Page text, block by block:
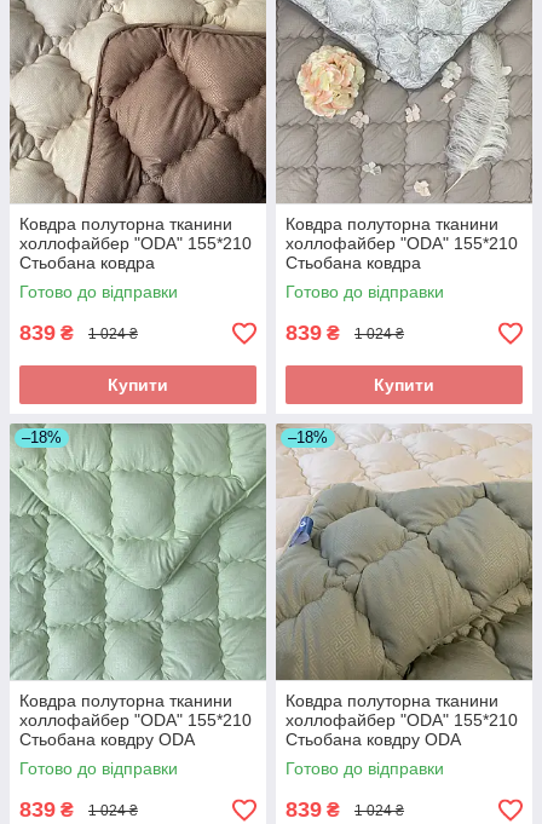
Ковдра полуторна тканини
холлофайбер "ODA" 155*210
Стьобана ковдра
Готово до відправки
839 ₴ 1 024 ₴
Купити
Ковдра полуторна тканини
холлофайбер "ODA" 155*210
Стьобана ковдра
Готово до відправки
839 ₴ 1 024 ₴
Купити
–18%
Ковдра полуторна тканини
холлофайбер "ODA" 155*210
Стьобана ковдру ODA
Готово до відправки
839 ₴ 1 024 ₴
–18%
Ковдра полуторна тканини
холлофайбер "ODA" 155*210
Стьобана ковдру ODA
Готово до відправки
839 ₴ 1 024 ₴